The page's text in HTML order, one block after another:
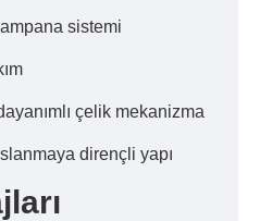
sistemi
çelik mekanizma
dirençli yapı